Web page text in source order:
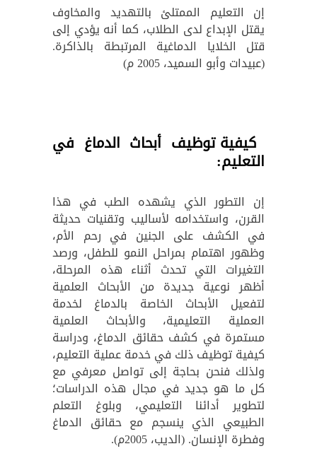
إن التعليم الممتلئ بالتهديد والمخاوف
يقتل الإبداع لدى الطلاب، كما أنه يؤدي إلى
قتل الخلايا الدماغية المرتبطة بالذاكرة.
(عبيدات وأبو السميد، 2005 م)
كيفية توظيف أبحاث الدماغ في
التعليم:
إن التطور الذي يشهده الطب في هذا
القرن، واستخدامه لأساليب وتقنيات حديثة
في الكشف على الجنين في رحم الأم،
وظهور اهتمام بمراحل النمو للطفل، ورصد
التغيرات التي تحدث أثناء هذه المرحلة،
أظهر نوعية جديدة من الأبحاث العلمية
لتفعيل الأبحاث الخاصة بالدماغ لخدمة
العملية التعليمية، والأبحاث العلمية
مستمرة في كشف حقائق الدماغ، ودراسة
كيفية توظيف ذلك في خدمة عملية التعليم،
ولذلك فنحن بحاجة إلى تواصل معرفي مع
كل ما هو جديد في مجال هذه الدراسات؛
لتطوير أدائنا التعليمي، وبلوغ التعلم
الطبيعي الذي ينسجم مع حقائق الدماغ
وفطرة الإنسان. (الديب، 2005م).